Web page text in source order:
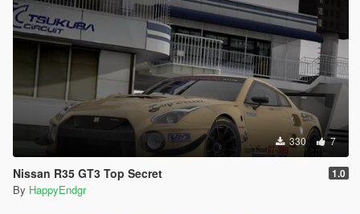
330 7
Nissan R35 GT3 Top Secret 1.0
By HappyEndgr